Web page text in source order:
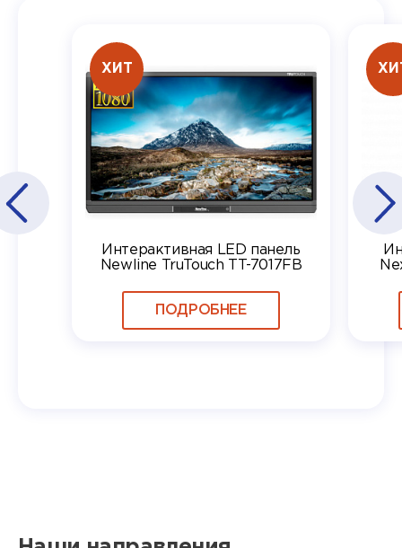
ХИТ
Интерактивная LED панель
Newline TruTouch TT-7017FB
ПОДРОБНЕЕ